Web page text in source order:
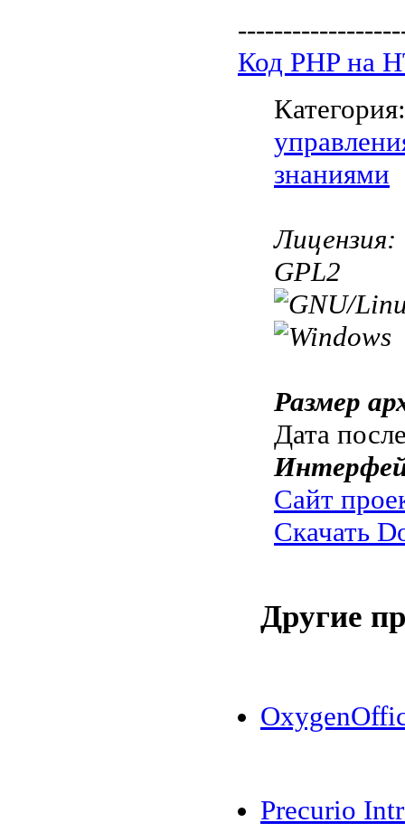
Код PHP на
знаниями
Лицензия:
GPL2
Размер
Дата
Сайт
Скачать
Другие
Precurio